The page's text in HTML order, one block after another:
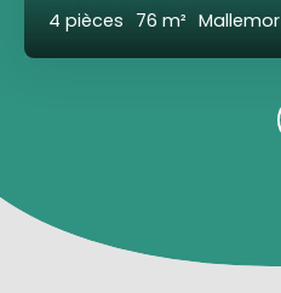
4 pièces 76 m²